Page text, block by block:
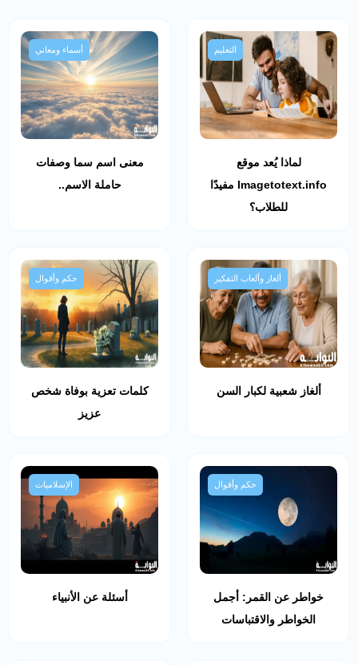
التعليم
لماذا يُعد موقع
Imagetotext.info مفيدًا
للطلاب؟
أسماء ومعاني
معنى اسم سما وصفات
حاملة الاسم..
ألغاز وألعاب التفكير
ألغاز شعبية لكبار السن
حكم وأقوال
كلمات تعزية بوفاة شخص
عزيز
حكم وأقوال
خواطر عن القمر: أجمل
الخواطر والاقتباسات
الإسلاميات
أسئلة عن الأنبياء